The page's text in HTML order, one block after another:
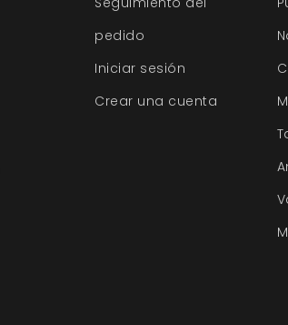
pedido
Iniciar sesión
Crear una cuenta